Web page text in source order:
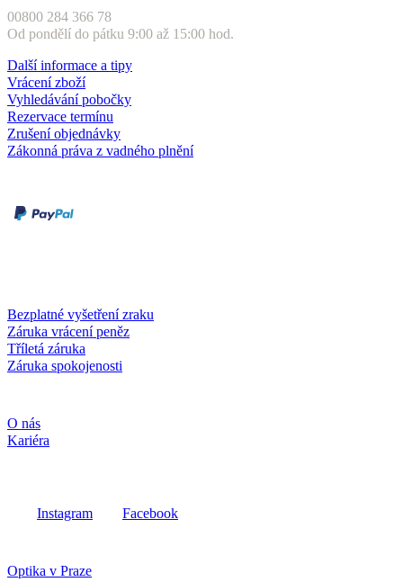
00800 284 366 78
Od pondělí do pátku 9:00 až 15:00 hod.
Další informace a tipy
Vrácení zboží
Vyhledávání pobočky
Rezervace termínu
Zrušení objednávky
Zákonná práva z vadného plnění
Bezplatné vyšetření zraku
Záruka vrácení peněz
Tříletá záruka
Záruka spokojenosti
O nás
Kariéra
Instagram Facebook
Optika v Praze